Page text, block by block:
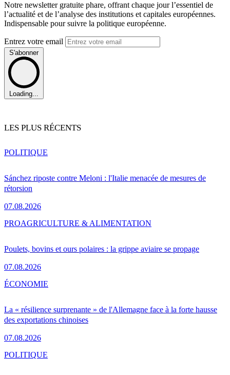
Notre newsletter gratuite phare, offrant chaque jour l’essentiel de
l’actualité et de l’analyse des institutions et capitales européennes.
Indispensable pour suivre la politique européenne.
Entrez votre email
S'abonner
Loading...
LES PLUS RÉCENTS
Sánchez riposte contre Meloni : l'Italie menacée de mesures de
rétorsion
07.08.2026
POLITIQUE
Poulets, bovins et ours polaires : la grippe aviaire se propage
07.08.2026
PROAGRICULTURE & ALIMENTATION
La « résilience surprenante » de l'Allemagne face à la forte hausse
des exportations chinoises
07.08.2026
ÉCONOMIE
POLITIQUE